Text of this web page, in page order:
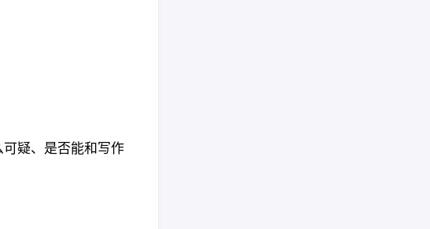
疑、是否能和写作